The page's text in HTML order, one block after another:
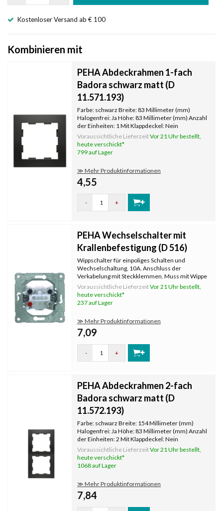
Kostenloser Versand ab € 100
Kombinieren mit
PEHA Abdeckrahmen 1-fach
Badora schwarz matt (D
11.571.193)
Farbe: schwarz Breite: 83 Millimeter (mm)
Halogenfrei: Ja Höhe: 83 Millimeter (mm) Anzahl
der Einheiten: 1 Mit Klappdeckel: Nein
Oberflächenschutz: unbehandelt
Textfeld/Beschriftungsfläche: Nein
Werkstoffgüte: Thermoplast Werkstoff:
Kunststoff Befest
Voraussichtliche LieferzeitVor 21 Uhr bestellt,
heute verschickt*
799 auf Lager
≫ Mehr Produktinformationen
4,55
- +
PEHA Wechselschalter mit
Krallenbefestigung (D 516)
Wippschalter für einpoliges Schalten und
Wechselschaltung, 10A. Anschluss der
Verkabelung mit Steckklemmen. Muss mit Wippe
und Abdeckrahmen komplettiert werden, die
separat bestellt werden. Mit Krallenbefestigung.
Voraussichtliche LieferzeitVor 21 Uhr bestellt,
heute verschickt*
237 auf Lager
≫ Mehr Produktinformationen
7,09
- +
PEHA Abdeckrahmen 2-fach
Badora schwarz matt (D
11.572.193)
Farbe: schwarz Breite: 154 Millimeter (mm)
Halogenfrei: Ja Höhe: 83 Millimeter (mm) Anzahl
der Einheiten: 2 Mit Klappdeckel: Nein
Oberflächenschutz: unbehandelt
Textfeld/Beschriftungsfläche: Nein
Werkstoffgüte: Thermoplast Werkstoff:
Kunststoff Befes
Voraussichtliche LieferzeitVor 21 Uhr bestellt,
heute verschickt*
1068 auf Lager
≫ Mehr Produktinformationen
7,84